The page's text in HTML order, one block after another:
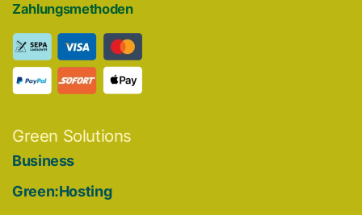
Zahlungsmethoden
Green Solutions
Business
Green:Hosting